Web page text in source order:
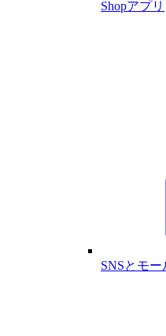
Shopアプリ
SNSとモー